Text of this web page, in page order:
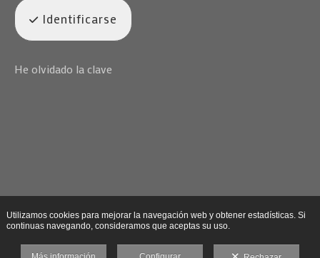
Identificarse
He olvidado la clave
Utilizamos cookies para mejorar la navegación web y obtener estadísticas. Si
continuas navegando, consideramos que aceptas su uso.